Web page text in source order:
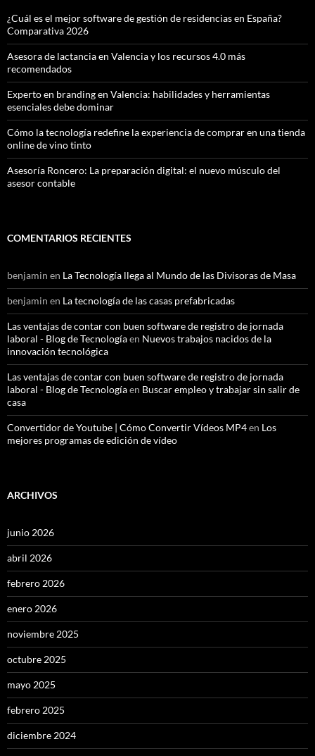
¿Cuál es el mejor software de gestión de residencias en España?
Comparativa 2026
Asesora de lactancia en Valencia y los recursos 4.0 más
recomendados
Experto en branding en Valencia: habilidades y herramientas
esenciales debe dominar
Cómo la tecnología redefine la experiencia de comprar en una tienda
online de vino tinto
Asesoría Roncero: La preparación digital: el nuevo músculo del
asesor contable
COMENTARIOS RECIENTES
benjamin en La Tecnología llega al Mundo de las Divisoras de Masa
benjamin en La tecnología de las casas prefabricadas
Las ventajas de contar con buen software de registro de jornada
laboral - Blog de Tecnologíaen Nuevos trabajos nacidos de la
innovación tecnológica
Las ventajas de contar con buen software de registro de jornada
laboral - Blog de Tecnologíaen Buscar empleo y trabajar sin salir de
casa
Convertidor de Youtube | Cómo Convertir Vídeos MP4en Los
mejores programas de edición de vídeo
ARCHIVOS
junio 2026
abril 2026
febrero 2026
enero 2026
noviembre 2025
octubre 2025
mayo 2025
febrero 2025
diciembre 2024